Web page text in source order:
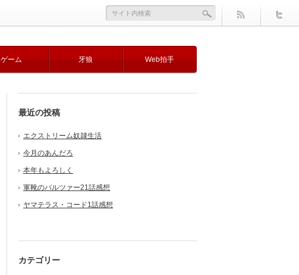
ゲーム 牙狼 Web拍手
最近の投稿
エクストリーム奴隷生活
今月のあんだろ
本年もよろしく
軍靴のバルツァー21話感想
ヤマテラス・コード1話感想
カテゴリー